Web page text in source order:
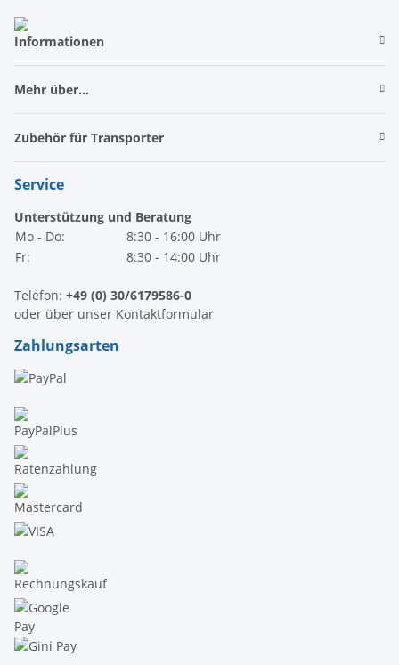
Informationen
Mehr über...
Zubehör für Transporter
Service
Unterstützung und Beratung
Mo - Do:
8:30 - 16:00 Uhr
Fr:
8:30 - 14:00 Uhr
Telefon: +49 (0) 30/6179586-0
oder über unser Kontaktformular
Zahlungsarten